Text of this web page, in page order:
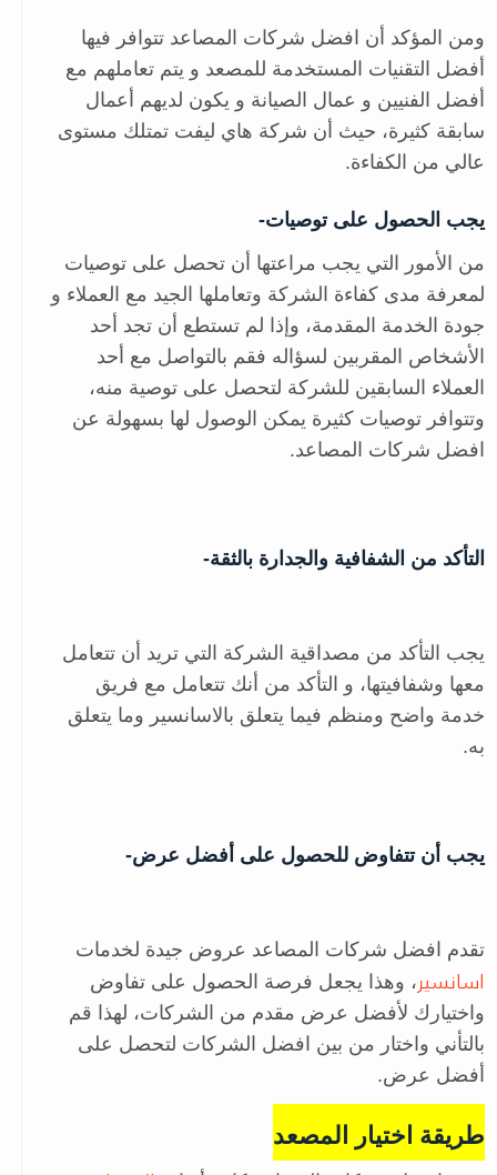
ومن المؤكد أن افضل شركات المصاعد تتوافر فيها
أفضل التقنيات المستخدمة للمصعد و يتم تعاملهم مع
أفضل الفنيين و عمال الصيانة و يكون لديهم أعمال
سابقة كثيرة، حيث أن شركة هاي ليفت تمتلك مستوى
عالي من الكفاءة.
يجب الحصول على توصيات-
من الأمور التي يجب مراعتها أن تحصل على توصيات
لمعرفة مدى كفاءة الشركة وتعاملها الجيد مع العملاء و
جودة الخدمة المقدمة، وإذا لم تستطع أن تجد أحد
الأشخاص المقربين لسؤاله فقم بالتواصل مع أحد
العملاء السابقين للشركة لتحصل على توصية منه،
وتتوافر توصيات كثيرة يمكن الوصول لها بسهولة عن
افضل شركات المصاعد.
التأكد من الشفافية والجدارة بالثقة-
يجب التأكد من مصداقية الشركة التي تريد أن تتعامل
معها وشفافيتها، و التأكد من أنك تتعامل مع فريق
خدمة واضح ومنظم فيما يتعلق بالاسانسير وما يتعلق
به.
يجب أن تتفاوض للحصول على أفضل عرض-
تقدم افضل شركات المصاعد عروض جيدة لخدمات
اسانسير، وهذا يجعل فرصة الحصول على تفاوض
واختيارك لأفضل عرض مقدم من الشركات، لهذا قم
بالتأني واختار من بين افضل الشركات لتحصل على
أفضل عرض.
طريقة اختيار المصعد